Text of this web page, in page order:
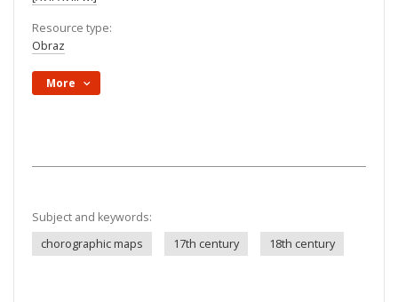
Resource type:
Obraz
More
Subject and keywords:
chorographic maps
17th century 18th century